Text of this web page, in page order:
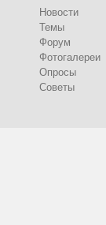
Новости
Темы
Форум
Фотогалереи
Опросы
Советы